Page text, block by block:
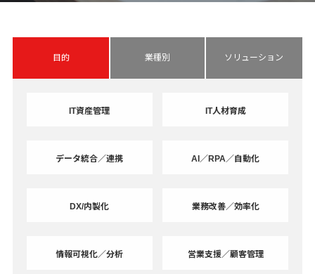
目的 業種別 ソリューション
IT資産管理 IT人材育成
データ統合／連携 AI／RPA／自動化
DX/内製化 業務改善／効率化
情報可視化／分析 営業支援／顧客管理